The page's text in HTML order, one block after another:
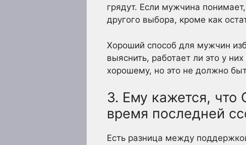
грядут. Если мужчина
другого выбора, кроме как
Хороший способ для мужчин
выяснить, работает ли это у
хорошему, но это не должно
3. Ему кажется,
время последней
Есть разница между